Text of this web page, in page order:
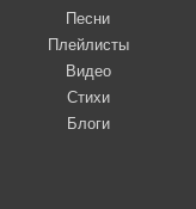
Песни
Плейлисты
Видео
Стихи
Блоги